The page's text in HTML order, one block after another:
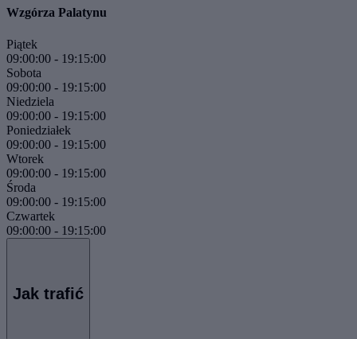
Wzgórza Palatynu
Piątek
09:00:00 - 19:15:00
Sobota
09:00:00 - 19:15:00
Niedziela
09:00:00 - 19:15:00
Poniedziałek
09:00:00 - 19:15:00
Wtorek
09:00:00 - 19:15:00
Środa
09:00:00 - 19:15:00
Czwartek
09:00:00 - 19:15:00
Jak trafić